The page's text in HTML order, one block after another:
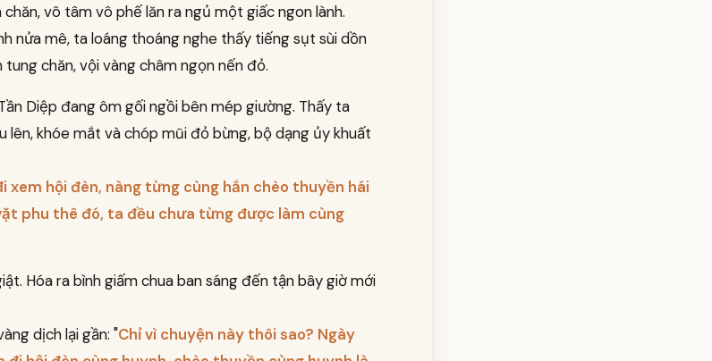
vô tâm vô phế lăn ra ngủ một giấc ngon lành.
nửa mê, ta loáng thoáng nghe thấy tiếng sụt sùi dồn
tung chăn, vội vàng châm ngọn nến đỏ.
Diệp đang ôm gối ngồi bên mép giường. Thấy ta
lên, khóe mắt và chóp mũi đỏ bừng, bộ dạng ủy khuất
xem hội đèn, nàng từng cùng hắn chèo thuyền hái
phu thê đó, ta đều chưa từng được làm cùng
Hóa ra bình giấm chua ban sáng đến tận bây giờ mới
dịch lại gần: "Chỉ vì chuyện này thôi sao? Ngày